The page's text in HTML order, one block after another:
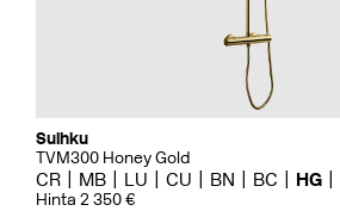
Suihku
TVM300 Honey Gold
CR MB LU CU BN BC HG
Hinta 2 350 €